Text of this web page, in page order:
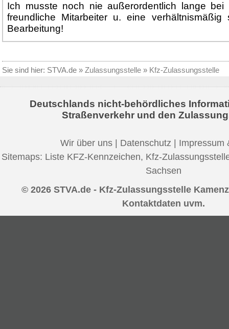
Ich musste noch nie außerordentlich lange bei
freundliche Mitarbeiter u. eine verhältnismäßig
Bearbeitung!
Sie sind hier: STVA.de » Zulassungsstelle » Kfz-Zulassungsstelle
Deutschlands nicht-behördliches
Straßenverkehr und den
Wir über uns | Datenschutz | Impressum
Sitemaps: Liste KFZ-Kennzeichen, Kfz-
Sachsen
© 2026 STVA.de - Kfz-Zulassungsstelle
Kontaktdaten uvm.